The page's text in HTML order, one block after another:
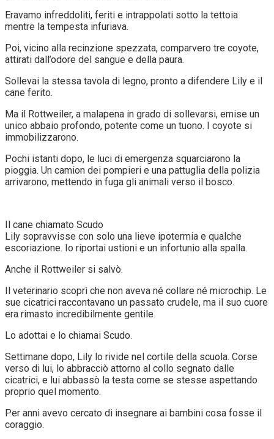
Eravamo infreddoliti, feriti e intrappolati sotto la tettoia
mentre la tempesta infuriava.
Poi, vicino alla recinzione spezzata, comparvero tre coyote,
attirati dall’odore del sangue e della paura.
Sollevai la stessa tavola di legno, pronto a difendere Lily e il
cane ferito.
Ma il Rottweiler, a malapena in grado di sollevarsi, emise un
unico abbaio profondo, potente come un tuono. I coyote si
immobilizzarono.
Pochi istanti dopo, le luci di emergenza squarciarono la
pioggia. Un camion dei pompieri e una pattuglia della polizia
arrivarono, mettendo in fuga gli animali verso il bosco.
Il cane chiamato Scudo
Lily sopravvisse con solo una lieve ipotermia e qualche
escoriazione. Io riportai ustioni e un infortunio alla spalla.
Anche il Rottweiler si salvò.
Il veterinario scoprì che non aveva né collare né microchip. Le
sue cicatrici raccontavano un passato crudele, ma il suo cuore
era rimasto incredibilmente gentile.
Lo adottai e lo chiamai Scudo.
Settimane dopo, Lily lo rivide nel cortile della scuola. Corse
verso di lui, lo abbracciò attorno al collo segnato dalle
cicatrici, e lui abbassò la testa come se stesse aspettando
proprio quel momento.
Per anni avevo cercato di insegnare ai bambini cosa fosse il
coraggio.